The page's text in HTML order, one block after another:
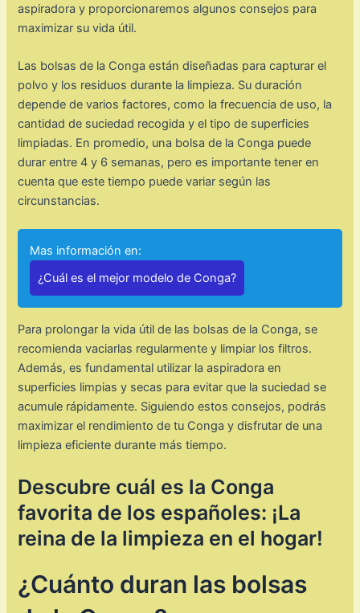
aspiradora y proporcionaremos algunos consejos para
maximizar su vida útil.
Las bolsas de la Conga están diseñadas para capturar el
polvo y los residuos durante la limpieza. Su duración
depende de varios factores, como la frecuencia de uso, la
cantidad de suciedad recogida y el tipo de superficies
limpiadas. En promedio, una bolsa de la Conga puede
durar entre 4 y 6 semanas, pero es importante tener en
cuenta que este tiempo puede variar según las
circunstancias.
Mas información en:
¿Cuál es el mejor modelo de Conga?
Para prolongar la vida útil de las bolsas de la Conga, se
recomienda vaciarlas regularmente y limpiar los filtros.
Además, es fundamental utilizar la aspiradora en
superficies limpias y secas para evitar que la suciedad se
acumule rápidamente. Siguiendo estos consejos, podrás
maximizar el rendimiento de tu Conga y disfrutar de una
limpieza eficiente durante más tiempo.
Descubre cuál es la Conga
favorita de los españoles: ¡La
reina de la limpieza en el hogar!
¿Cuánto duran las bolsas